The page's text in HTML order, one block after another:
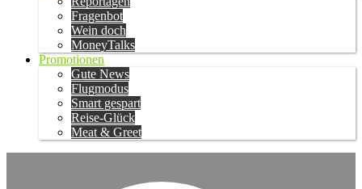
Fragenbot
Wein doch
MoneyTalks
Promotionen
Gute News
Flugmodus
Smart gespart
Reise-Glück
Meat & Greet